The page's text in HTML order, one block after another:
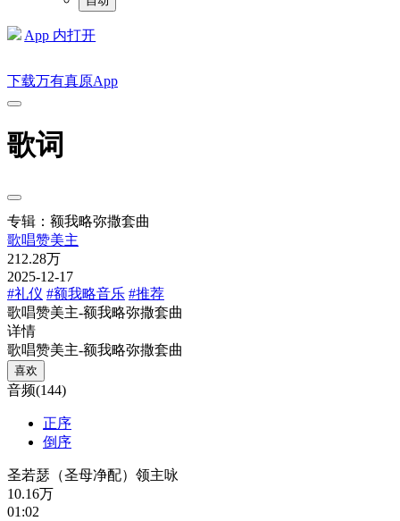
App 内打开
下载万有真原App
歌词
专辑：额我略弥撒套曲
歌唱赞美主
212.28万
2025-12-17
#礼仪 #额我略音乐 #推荐
歌唱赞美主-额我略弥撒套曲
详情
歌唱赞美主-额我略弥撒套曲
喜欢
音频(144)
正序
倒序
圣若瑟（圣母净配）领主咏
10.16万
01:02